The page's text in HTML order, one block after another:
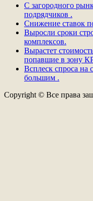
С загородного
подрядчиков .
Снижение ставок
Выросли сроки
комплексов.
Вырастет
попавшие в зону
Всплеск спроса на
большим .
Copyright © Все права